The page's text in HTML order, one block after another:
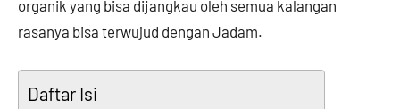
organik yang bisa dijangkau oleh semua kalangan
rasanya bisa terwujud dengan Jadam.
Daftar Isi